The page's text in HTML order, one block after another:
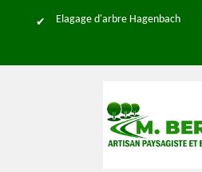
Elagage d'arbre Hagenbach